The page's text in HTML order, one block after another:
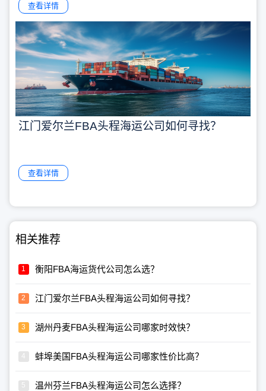
查看详情
江门爱尔兰FBA头程海运公司如何寻找？
查看详情
相关推荐
衡阳FBA海运货代公司怎么选？
江门爱尔兰FBA头程海运公司如何寻找？
湖州丹麦FBA头程海运公司哪家时效快？
蚌埠美国FBA头程海运公司哪家性价比高？
温州芬兰FBA头程海运公司怎么选择？